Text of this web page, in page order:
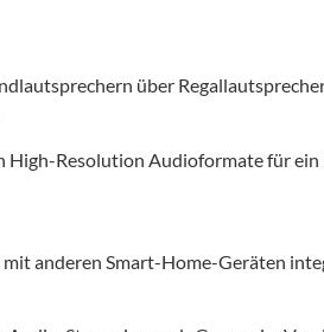
über
High-Resolution Audioformate für
anderen Smart-Home-Geräten